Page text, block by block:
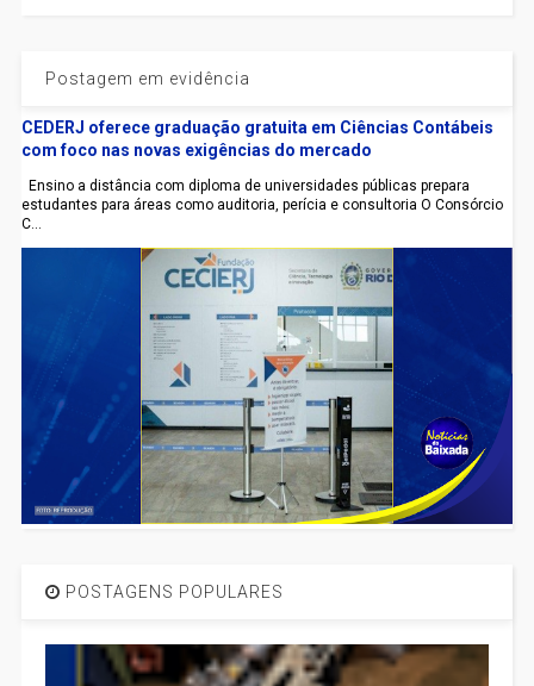
Postagem em evidência
CEDERJ oferece graduação gratuita em Ciências Contábeis
com foco nas novas exigências do mercado
Ensino a distância com diploma de universidades públicas prepara
estudantes para áreas como auditoria, perícia e consultoria O Consórcio
C...
POSTAGENS POPULARES